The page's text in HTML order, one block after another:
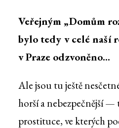
Veřejným „Domům
bylo tedy v celé naší
v Praze odzvoněno...
Ale jsou tu ještě
horší a nebezpečnější —
prostituce, ve kterých